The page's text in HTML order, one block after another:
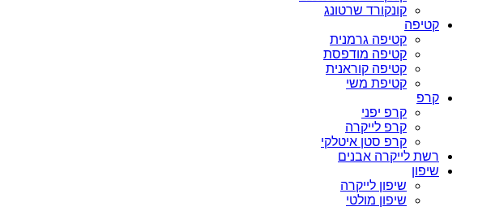
קונקורד שרטונג
קטיפה
קטיפה גרמנית
קטיפה מודפסת
קטיפה קוראנית
קטיפת משי
קרפ
קרפ יפני
קרפ לייקרה
קרפ סטן איטלקי
רשת לייקרה אבנים
שיפון
שיפון לייקרה
שיפון מולטי